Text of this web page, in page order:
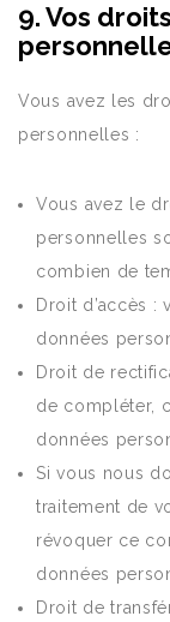
9. Vos
Vous avez les
personnelles :
Vous avez le
personnelles
combien de
Droit d’accès :
données
Droit de
de compléter,
données
Si vous nous
traitement de
révoquer ce
données
Droit de